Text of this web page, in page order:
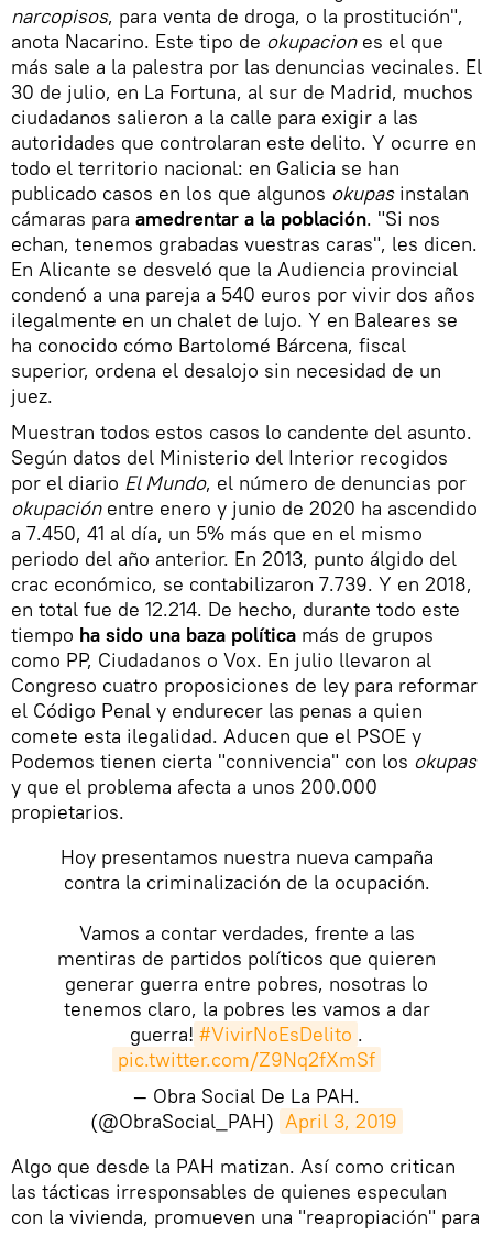
narcopisos, para venta de droga, o la prostitución",
anota Nacarino. Este tipo de okupaciones el que
más sale a la palestra por las denuncias vecinales. El
30 de julio, en La Fortuna, al sur de Madrid, muchos
ciudadanos salieron a la calle para exigir a las
autoridades que controlaran este delito. Y ocurre en
todo el territorio nacional: en Galicia se han
publicado casos en los que algunos okupasinstalan
cámaras para amedrentar a la población. "Si nos
echan, tenemos grabadas vuestras caras", les dicen.
En Alicante se desveló que la Audiencia provincial
condenó a una pareja a 540 euros por vivir dos años
ilegalmente en un chalet de lujo. Y en Baleares se
ha conocido cómo Bartolomé Bárcena, fiscal
superior, ordena el desalojo sin necesidad de un
juez.
Muestran todos estos casos lo candente del asunto.
Según datos del Ministerio del Interior recogidos
por el diario El Mundo, el número de denuncias por
okupaciónentre enero y junio de 2020 ha ascendido
a 7.450, 41 al día, un 5% más que en el mismo
periodo del año anterior. En 2013, punto álgido del
crac económico, se contabilizaron 7.739. Y en 2018,
en total fue de 12.214. De hecho, durante todo este
tiempo ha sido una baza política más de grupos
como PP, Ciudadanos o Vox. En julio llevaron al
Congreso cuatro proposiciones de ley para reformar
el Código Penal y endurecer las penas a quien
comete esta ilegalidad. Aducen que el PSOE y
Podemos tienen cierta "connivencia" con los okupas
y que el problema afecta a unos 200.000
propietarios.
Hoy presentamos nuestra nueva campaña
contra la criminalización de la ocupación.
Vamos a contar verdades, frente a las
mentiras de partidos políticos que quieren
generar guerra entre pobres, nosotras lo
tenemos claro, la pobres les vamos a dar
guerra! #VivirNoEsDelito .
pic.twitter.com/Z9Nq2fXmSf
— Obra Social De La PAH.
(@ObraSocial_PAH) April 3, 2019
​Algo que desde la PAH matizan. Así como critican
las tácticas irresponsables de quienes especulan
con la vivienda, promueven una "reapropiación" para